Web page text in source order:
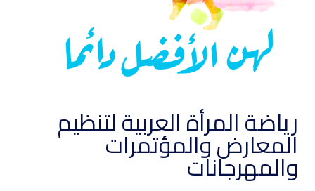
رياضة المرأة العربية لتنظيم
المعارض والمؤتمرات
والمهرجانات